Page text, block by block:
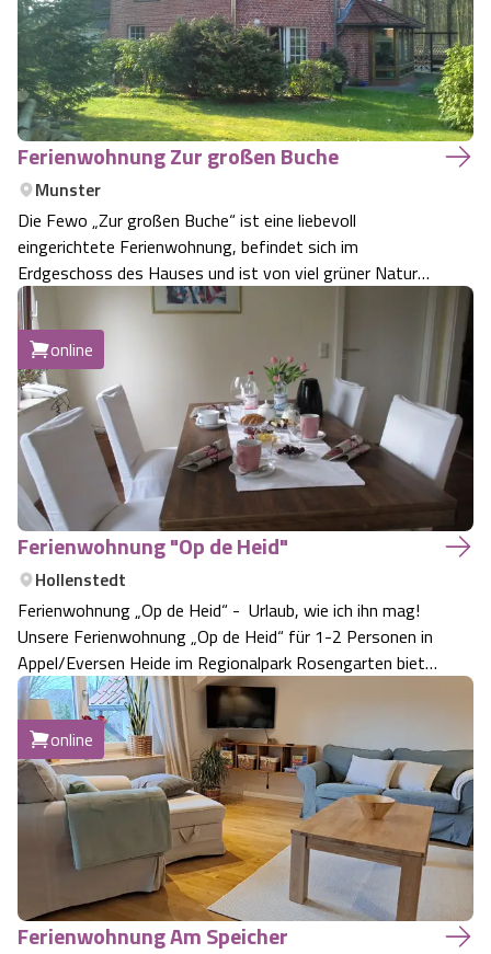
Ferienwohnung Zur großen Buche
Munster
Die Fewo „Zur großen Buche“ ist eine liebevoll
eingerichtete Ferienwohnung, befindet sich im
Erdgeschoss des Hauses und ist von viel grüner Natur
umgeben. Der große Garten ist komplett eingezäunt.
Unsere gemütliche Fewo hat 2 Schlafzimmer, ein großes
Wohnzimmer mit Kabel-TV, freies W-LAN und einen…
online
Ferienwohnung "Op de Heid"
Hollenstedt
Ferienwohnung „Op de Heid“ - Urlaub, wie ich ihn mag!
Unsere Ferienwohnung „Op de Heid“ für 1-2 Personen in
Appel/Eversen Heide im Regionalpark Rosengarten bietet
beste Voraussetzungen für erholsame Urlaubstage.
Neben der geschmackvollen Ausstattung der Wohnung
besticht die verkehrsgünstige aber a…
online
Ferienwohnung Am Speicher